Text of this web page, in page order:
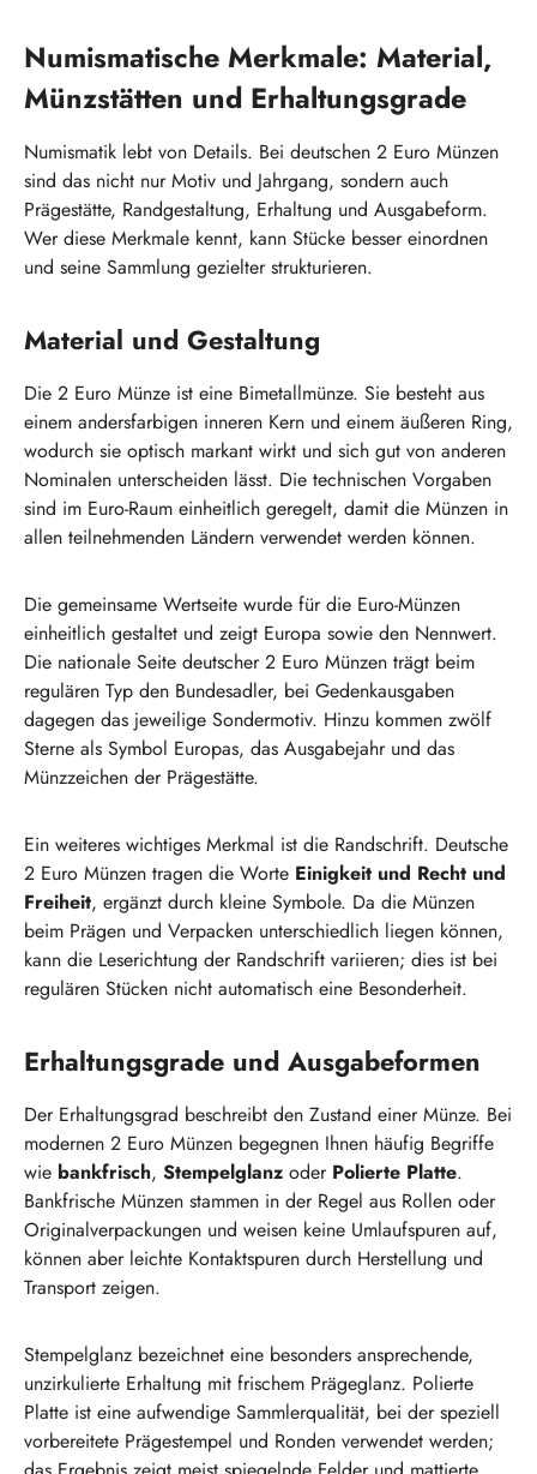
Numismatische Merkmale: Material,
Münzstätten und Erhaltungsgrade
Numismatik lebt von Details. Bei deutschen 2 Euro Münzen
sind das nicht nur Motiv und Jahrgang, sondern auch
Prägestätte, Randgestaltung, Erhaltung und Ausgabeform.
Wer diese Merkmale kennt, kann Stücke besser einordnen
und seine Sammlung gezielter strukturieren.
Material und Gestaltung
Die 2 Euro Münze ist eine Bimetallmünze. Sie besteht aus
einem andersfarbigen inneren Kern und einem äußeren Ring,
wodurch sie optisch markant wirkt und sich gut von anderen
Nominalen unterscheiden lässt. Die technischen Vorgaben
sind im Euro-Raum einheitlich geregelt, damit die Münzen in
allen teilnehmenden Ländern verwendet werden können.
Die gemeinsame Wertseite wurde für die Euro-Münzen
einheitlich gestaltet und zeigt Europa sowie den Nennwert.
Die nationale Seite deutscher 2 Euro Münzen trägt beim
regulären Typ den Bundesadler, bei Gedenkausgaben
dagegen das jeweilige Sondermotiv. Hinzu kommen zwölf
Sterne als Symbol Europas, das Ausgabejahr und das
Münzzeichen der Prägestätte.
Ein weiteres wichtiges Merkmal ist die Randschrift. Deutsche
2 Euro Münzen tragen die Worte Einigkeit und Recht und
Freiheit, ergänzt durch kleine Symbole. Da die Münzen
beim Prägen und Verpacken unterschiedlich liegen können,
kann die Leserichtung der Randschrift variieren; dies ist bei
regulären Stücken nicht automatisch eine Besonderheit.
Erhaltungsgrade und Ausgabeformen
Der Erhaltungsgrad beschreibt den Zustand einer Münze. Bei
modernen 2 Euro Münzen begegnen Ihnen häufig Begriffe
wie bankfrisch, Stempelglanz oder Polierte Platte.
Bankfrische Münzen stammen in der Regel aus Rollen oder
Originalverpackungen und weisen keine Umlaufspuren auf,
können aber leichte Kontaktspuren durch Herstellung und
Transport zeigen.
Stempelglanz bezeichnet eine besonders ansprechende,
unzirkulierte Erhaltung mit frischem Prägeglanz. Polierte
Platte ist eine aufwendige Sammlerqualität, bei der speziell
vorbereitete Prägestempel und Ronden verwendet werden;